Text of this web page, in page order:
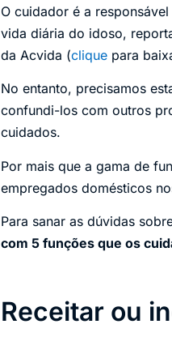
O cuidador é a
vida diária do idoso,
da Acvida (clique para
No entanto, precisamos
confundi-los com outros
cuidados.
Por mais que a gama de
empregados domésticos
Para sanar as dúvidas
com 5 funções que os
Receitar ou